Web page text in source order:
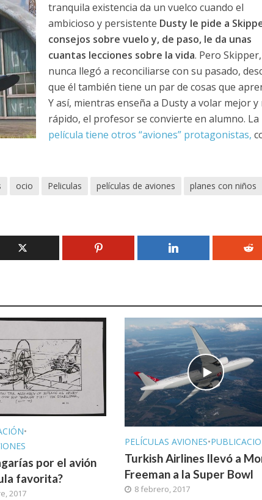
tranquila existencia da un vuelco cuando el
ambicioso y persistente Dusty le pide a
consejos sobre vuelo y, de paso, le da unas
cuantas lecciones sobre la vida. Pero
nunca llegó a reconciliarse con su pasado,
que él también tiene un par de cosas que
Y así, mientras enseña a Dusty a volar mejor y
rápido, el profesor se convierte en alumno. La
película tiene otros “aviones” protagonistas,
ocio Peliculas películas de aviones
planes con niños
•
por el avión
favorita?
2017
PELÍCULAS AVIONES•
Turkish Airlines llevó a
Freeman a la Super Bowl
8 febrero, 2017